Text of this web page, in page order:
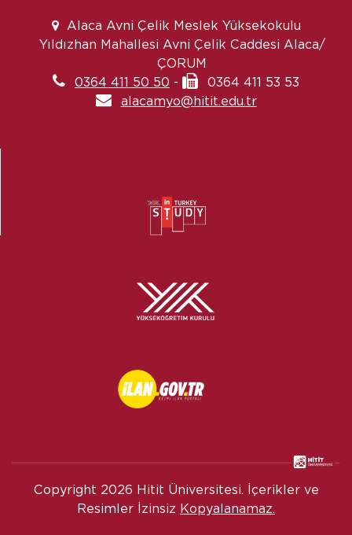
Alaca Avni Çelik Meslek Yüksekokulu
Yıldızhan Mahallesi Avni Çelik Caddesi Alaca/
ÇORUM
0364 411 50 50 -
0364 411 53 53
alacamyo@hitit.edu.tr
Copyright 2026 Hitit Üniversitesi. İçerikler ve
Resimler İzinsiz Kopyalanamaz.